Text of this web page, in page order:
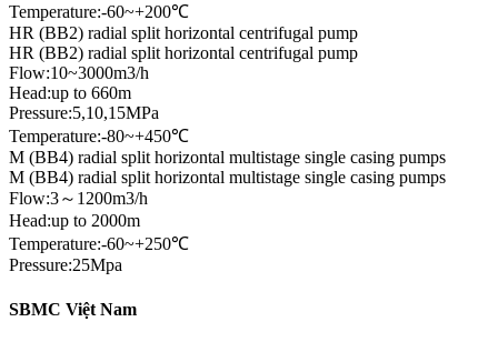
Temperature:-60~+200℃
HR (BB2) radial split horizontal centrifugal pump
HR (BB2) radial split horizontal centrifugal pump
Flow:10~3000m3/h
Head:up to 660m
Pressure:5,10,15MPa
Temperature:-80~+450℃
M (BB4) radial split horizontal multistage single casing pumps
M (BB4) radial split horizontal multistage single casing pumps
Flow:3～1200m3/h
Head:up to 2000m
Temperature:-60~+250℃
Pressure:25Mpa
SBMC Việt Nam